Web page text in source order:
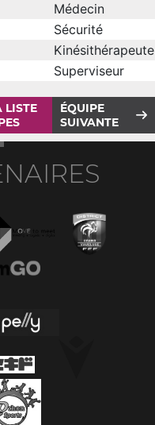
Médecin
Sécurité
Kinésithérapeute
Superviseur
LISTE
ÉQUIPE
SUIVANTE